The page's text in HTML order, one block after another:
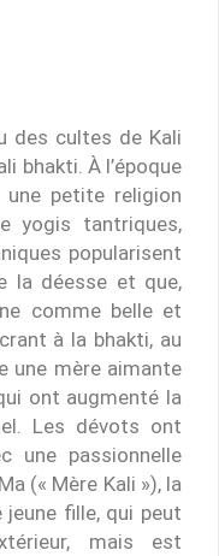
des cultes de Kali
bhakti. À l’époque
une petite religion
yogis tantriques,
popularisent
la déesse et que,
comme belle et
à la bhakti, au
une mère aimante
ont augmenté la
Les dévots ont
une passionnelle
(« Mère Kali »), la
jeune fille, qui peut
mais est